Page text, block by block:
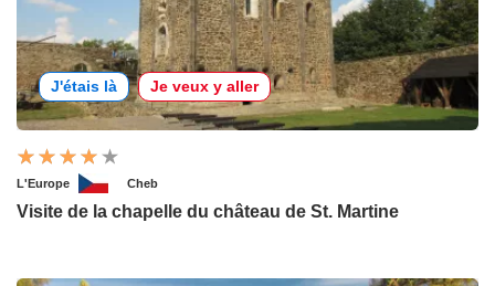
J'étais là Je veux y aller
L'Europe Cheb
Visite de la chapelle du château de St. Martine